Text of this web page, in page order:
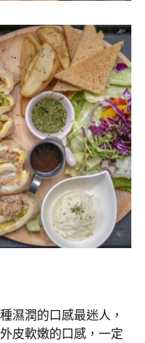
濕潤的口感最迷人，
皮軟嫩的口感，一定